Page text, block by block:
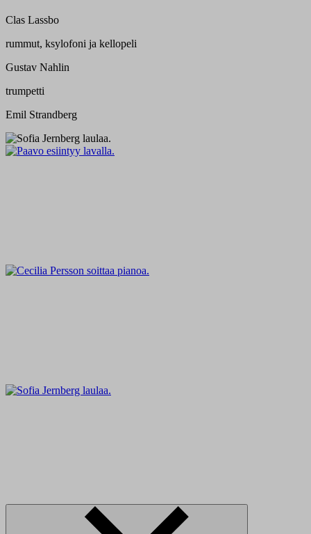
Clas Lassbo
rummut, ksylofoni ja kellopeli
Gustav Nahlin
trumpetti
Emil Strandberg